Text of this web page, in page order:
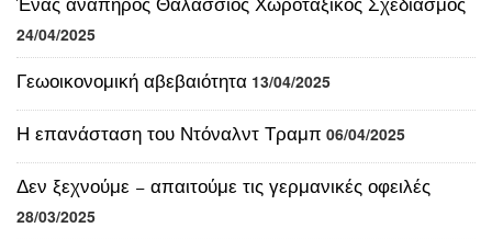
Γεωοικονομική αβεβαιότητα
Η επανάσταση του Ντόναλντ Τραμπ 06/04/2025
Δεν ξεχνούμε – απαιτούμε τις γερμανικές οφειλές
28/03/2025
Οι ευρωλάγνοι